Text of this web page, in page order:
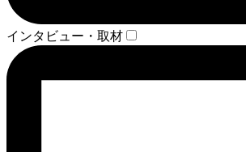
インタビュー・取材